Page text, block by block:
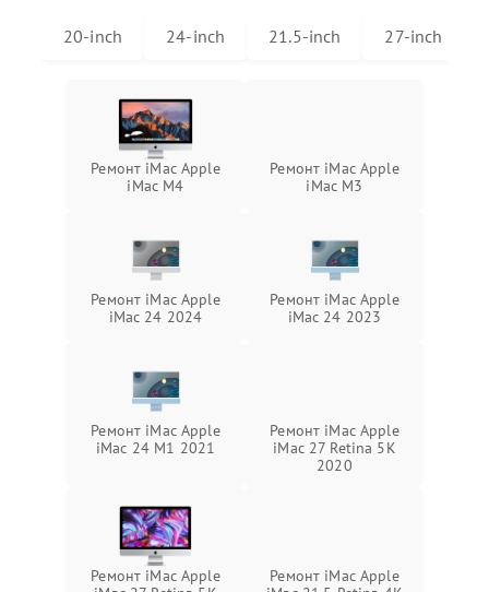
20-inch 24-inch 21.5-inch 27-inch
Ремонт iMac Apple
iMac M4
Ремонт iMac Apple
iMac M3
Ремонт iMac Apple
iMac 24 2024
Ремонт iMac Apple
iMac 24 2023
Ремонт iMac Apple
iMac 24 M1 2021
Ремонт iMac Apple
iMac 27 Retina 5K
2020
Ремонт iMac Apple
Ремонт iMac Apple